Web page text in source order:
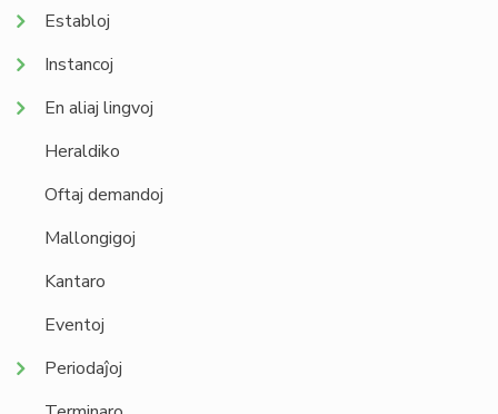
Establoj
Instancoj
En aliaj lingvoj
Heraldiko
Oftaj demandoj
Mallongigoj
Kantaro
Eventoj
Periodaĵoj